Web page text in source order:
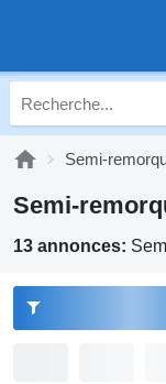
Semi-
Semi-
13 annonces: